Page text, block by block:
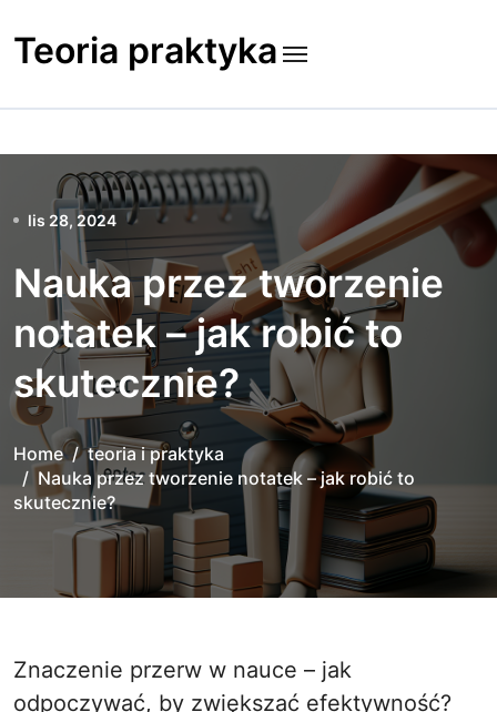
to
content
Teoria praktyka
lis 28, 2024
Nauka przez tworzenie
notatek – jak robić to
skutecznie?
Home
teoria i praktyka
Nauka przez tworzenie notatek – jak robić to
skutecznie?
Znaczenie przerw w nauce – jak
odpoczywać, by zwiększać efektywność?